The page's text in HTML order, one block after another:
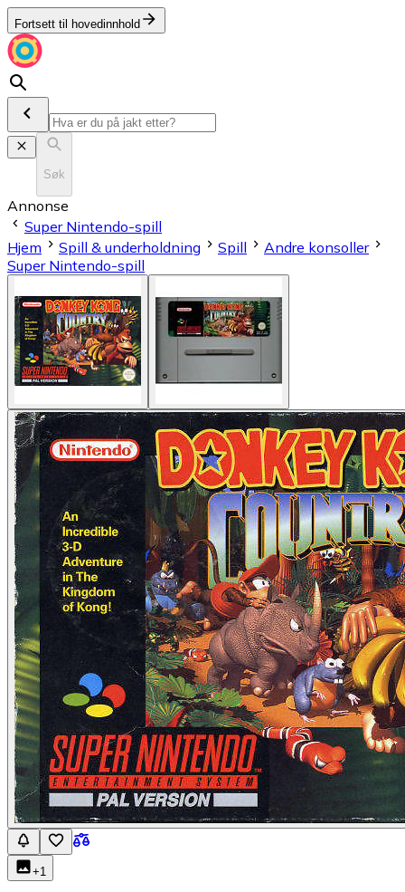
Fortsett til hovedinnhold
Søk
Annonse
Super Nintendo-spill
Hjem
Spill & underholdning Spill
Andre konsoller
Super Nintendo-spill
+1